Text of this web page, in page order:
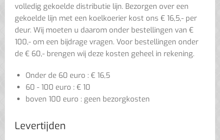
volledig gekoelde distributie lijn. Bezorgen over een
gekoelde lijn met een koelkoerier kost ons € 16,5,- per
deur. Wij moeten u daarom onder bestellingen van €
100,- om een bijdrage vragen. Voor bestellingen onder
de € 60,- brengen wij deze kosten geheel in rekening.
Onder de 60 euro : € 16,5
60 - 100 euro : € 10
boven 100 euro : geen bezorgkosten
Levertijden